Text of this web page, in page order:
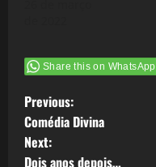
da vida de
fanfarra. O
Share this on WhatsApp
P
o
Previous:
Comédia Divina
Next:
Dois anos depois…